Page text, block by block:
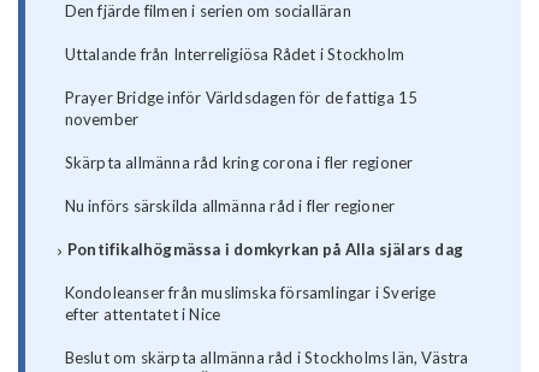
Den fjärde filmen i serien om socialläran
Uttalande från Interreligiösa Rådet i Stockholm
Prayer Bridge inför Världsdagen för de fattiga 15
november
Skärpta allmänna råd kring corona i fler regioner
Nu införs särskilda allmänna råd i fler regioner
Pontifikalhögmässa i domkyrkan på Alla själars dag
Kondoleanser från muslimska församlingar i Sverige
efter attentatet i Nice
Beslut om skärpta allmänna råd i Stockholms län, Västra